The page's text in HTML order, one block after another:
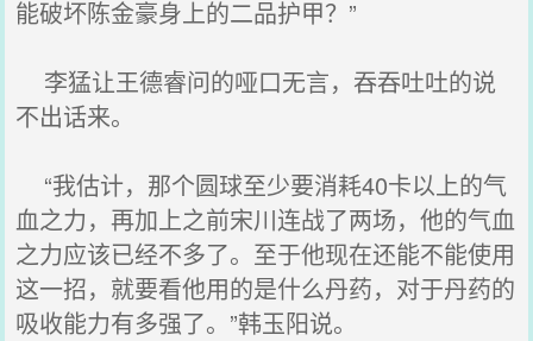
能破坏陈金豪身上的二品护甲？”
李猛让王德睿问的哑口无言，吞吞吐吐的说
不出话来。
“我估计，那个圆球至少要消耗40卡以上的气
血之力，再加上之前宋川连战了两场，他的气血
之力应该已经不多了。至于他现在还能不能使用
这一招，就要看他用的是什么丹药，对于丹药的
吸收能力有多强了。”韩玉阳说。